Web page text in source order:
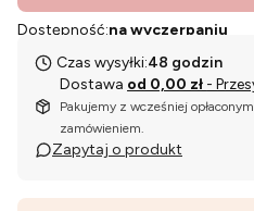
Dostępność:na wyczerpaniu
Czas wysyłki:48 godzin
Dostawa od 0,00 zł -
Pakujemy z wcześniej
zamówieniem.
Zapytaj o produkt